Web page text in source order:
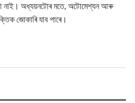
নাই। অধ্যয়নটোৰ মতে, অটোমেশ্যন আৰু
জোকাৰি যাব পাৰে।